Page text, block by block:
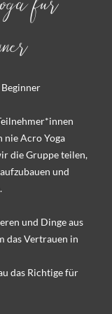
nie Acro Yoga
die Gruppe teilen,
und
und Dinge aus
das Vertrauen in
das Richtige für